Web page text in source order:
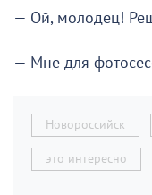
— Ой, молодец!
— Мне для
Новороссийск
это интересно